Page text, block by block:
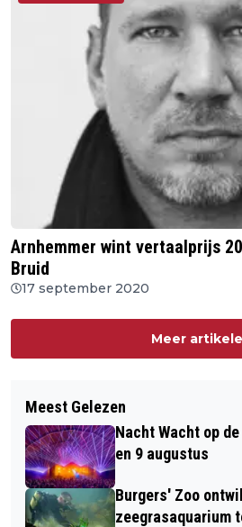
Arnhemmer wint vertaalprijs
Bruid
17 september 2020
Meer
Meest Gelezen
Nacht Wacht op
en 9 augustus
Burgers' Zoo
zeegrasaquarium